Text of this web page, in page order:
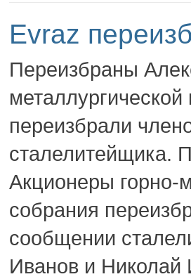
Evraz
Переизбраны
переизбрали
сталелитейщика.
Акционеры горно-
собрания
сообщении
Иванов и Николай